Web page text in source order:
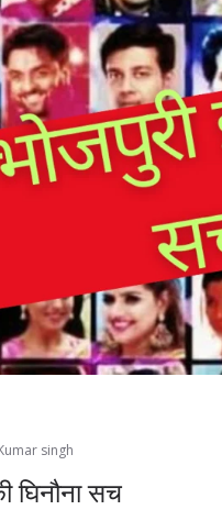
singh
घिनौना सच